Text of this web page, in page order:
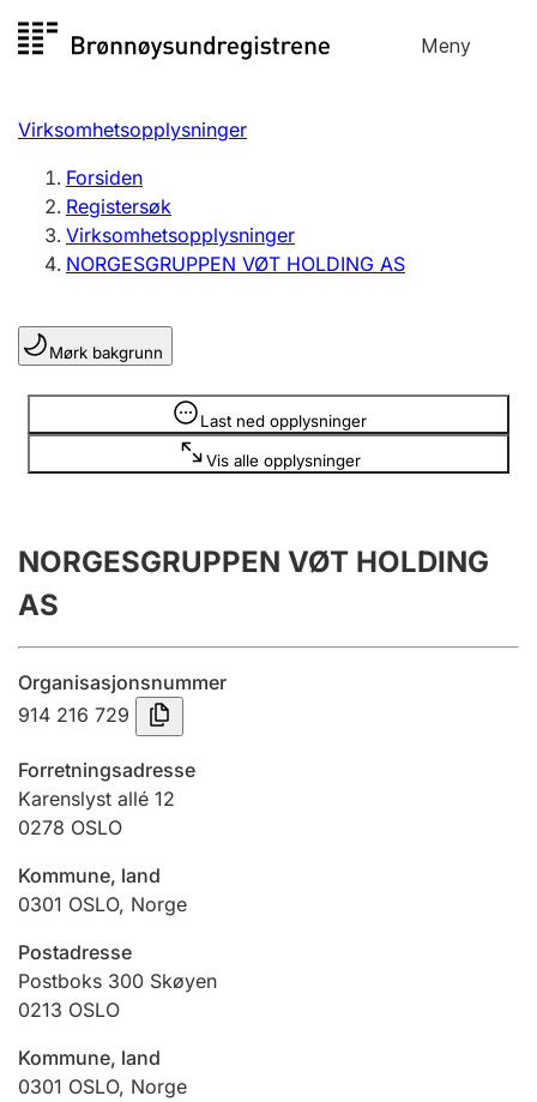
til
Meny
Registersøk
Aksjeselskap
Enkeltpersonforetak
Registrere, endre, slette
Lag og forening
Registrere, endre, slette
Årsregnskap
Innsending og forsinkelsesgebyr
Tinglysing
Jeger
Betaling og jegeravgiftskort
Ektepaktveileder
Offentlig sektor
Andre tema
Virksomhetsopplysninger
Forsiden
Registersøk
Virksomhetsopplysninger
NORGESGRUPPEN VØT HOLDING AS
Mørk bakgrunn
Last ned opplysninger
Vis alle opplysninger
Opplysninger er skjult
NORGESGRUPPEN VØT HOLDING
AS
Organisasjonsnummer
914 216 729
Forretningsadresse
Karenslyst allé 12
0278 OSLO
Kommune, land
0301 OSLO, Norge
Postadresse
Postboks 300 Skøyen
0213 OSLO
Kommune, land
0301 OSLO, Norge